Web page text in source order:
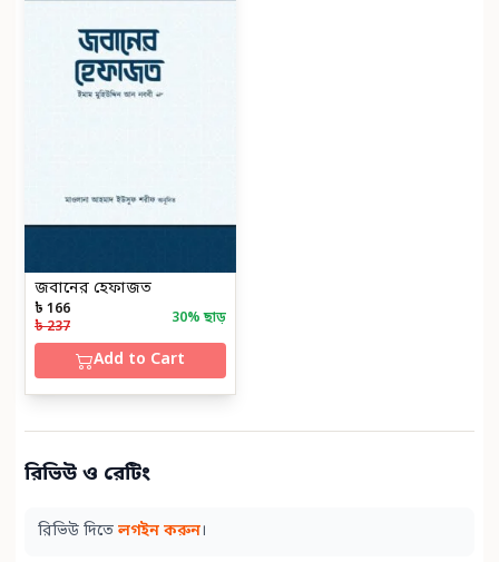
জবানের হেফাজত
৳ 166
৳ 237
30% ছাড়
Add to Cart
রিভিউ ও রেটিং
রিভিউ দিতে লগইন করুন।